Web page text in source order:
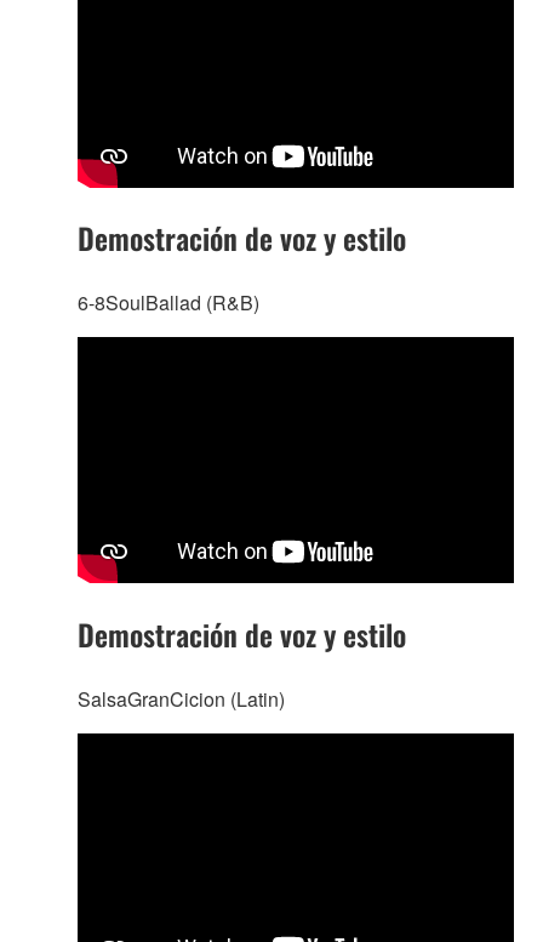
Demostración de voz y estilo
6-8SoulBallad (R&B)
Demostración de voz y estilo
SalsaGranCicion (Latin)